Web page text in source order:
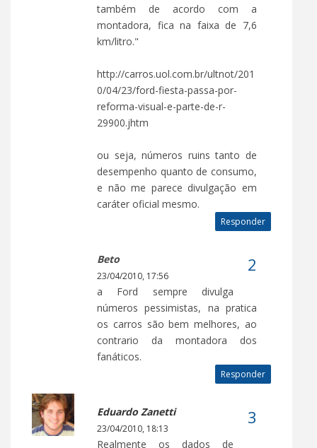
também de acordo com a
montadora, fica na faixa de 7,6
km/litro."
http://carros.uol.com.br/ultnot/201
0/04/23/ford-fiesta-passa-por-
reforma-visual-e-parte-de-r-
29900.jhtm
ou seja, números ruins tanto de
desempenho quanto de consumo,
e não me parece divulgação em
caráter oficial mesmo.
Responder
Beto
23/04/2010, 17:56
a Ford sempre divulga
números pessimistas, na pratica
os carros são bem melhores, ao
contrario da montadora dos
fanáticos.
Responder
Eduardo Zanetti
23/04/2010, 18:13
Realmente os dados de